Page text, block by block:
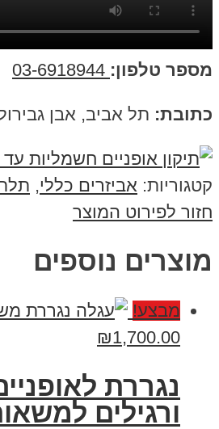
טלפון:03-6918944
תל אביב, אבן גבירול 59
אביזרים כללי,תלת
לפירוט המוצר
נוספים
מבצע!
₪1,700.00
נגררת לאופניים
ורגילים למשאות